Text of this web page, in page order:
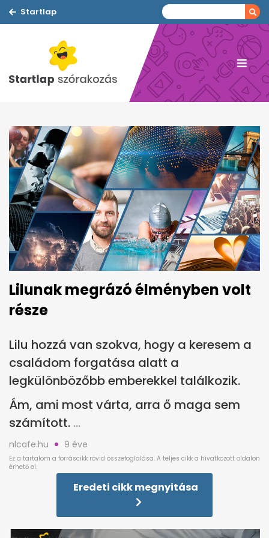
Startlap
Lilunak megrázó élményben volt
része
Lilu hozzá van szokva, hogy a keresem a
családom forgatása alatt a
legkülönbözőbb emberekkel találkozik.
Ám, ami most várta, arra ő maga sem
számított.
nlcafe.hu 9 éve
Eredeti cikk megnyitása